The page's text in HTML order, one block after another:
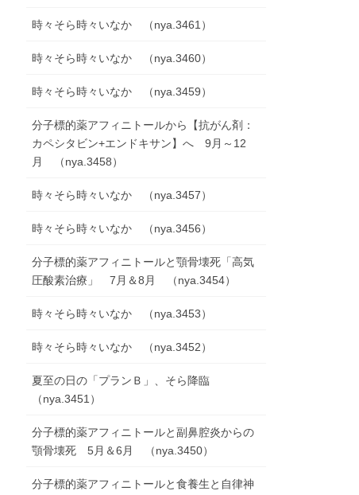
時々そら時々いなか （nya.3461）
時々そら時々いなか （nya.3460）
時々そら時々いなか （nya.3459）
分子標的薬アフィニトールから【抗がん剤：
カペシタビン+エンドキサン】へ 9月～12
月 （nya.3458）
時々そら時々いなか （nya.3457）
時々そら時々いなか （nya.3456）
分子標的薬アフィニトールと顎骨壊死「高気
圧酸素治療」 7月＆8月 （nya.3454）
時々そら時々いなか （nya.3453）
時々そら時々いなか （nya.3452）
夏至の日の「プランＢ」、そら降臨
（nya.3451）
分子標的薬アフィニトールと副鼻腔炎からの
顎骨壊死 5月＆6月 （nya.3450）
分子標的薬アフィニトールと食養生と自律神